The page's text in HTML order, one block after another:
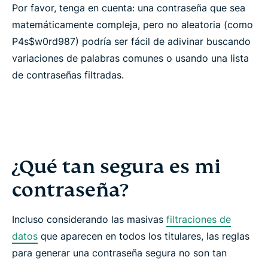
Por favor, tenga en cuenta: una contraseña que sea
matemáticamente compleja, pero no aleatoria (como
P4s$w0rd987) podría ser fácil de adivinar buscando
variaciones de palabras comunes o usando una lista
de contraseñas filtradas.
¿Qué tan segura es mi
contraseña?
Incluso considerando las masivas filtraciones de
datos que aparecen en todos los titulares, las reglas
para generar una contraseña segura no son tan